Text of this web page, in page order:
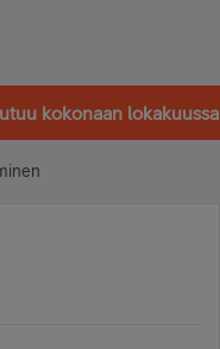
kokonaan lokakuussa